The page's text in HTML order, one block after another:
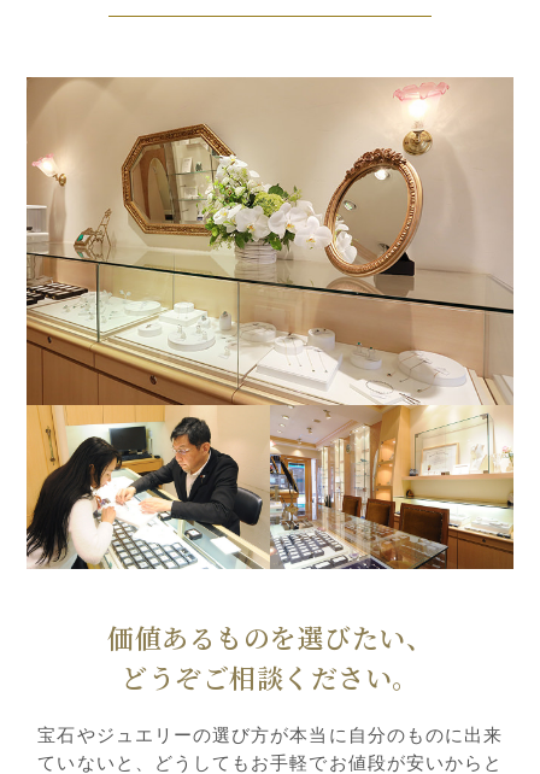
価値あるものを選びたい、
どうぞご相談ください。
宝石やジュエリーの選び方が本当に自分のものに出来
ていないと、どうしてもお手軽でお値段が安いからと